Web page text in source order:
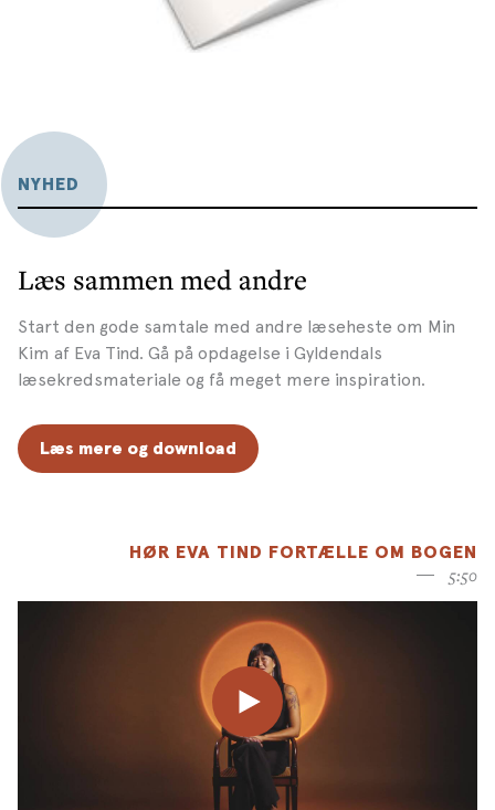
NYHED
Læs sammen med andre
Start den gode samtale med andre læseheste om Min
Kim af Eva Tind. Gå på opdagelse i Gyldendals
læsekredsmateriale og få meget mere inspiration.
Læs mere og download
HØR EVA TIND FORTÆLLE OM BOGEN
5:50